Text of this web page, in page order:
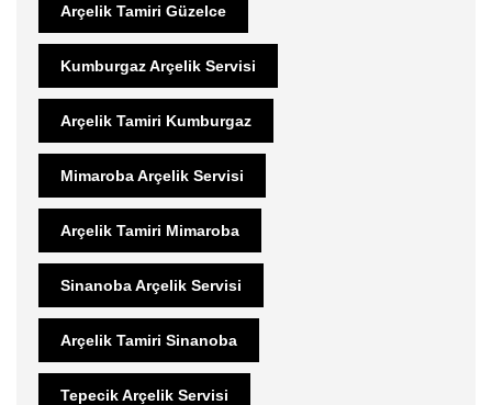
Arçelik Tamiri Güzelce
Kumburgaz Arçelik Servisi
Arçelik Tamiri Kumburgaz
Mimaroba Arçelik Servisi
Arçelik Tamiri Mimaroba
Sinanoba Arçelik Servisi
Arçelik Tamiri Sinanoba
Tepecik Arçelik Servisi